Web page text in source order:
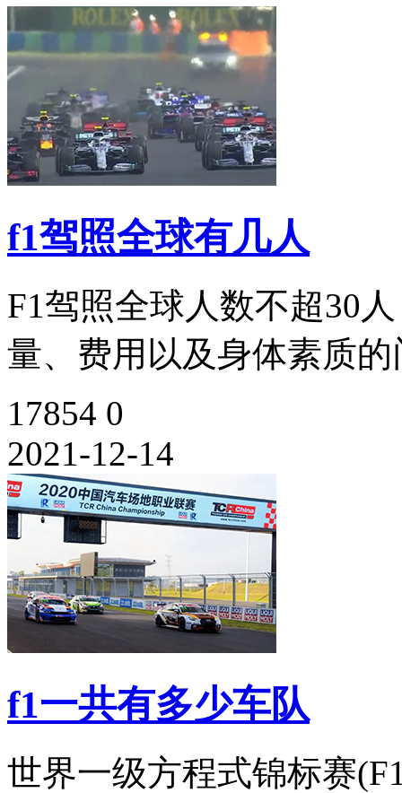
f1驾照全球有几人
F1驾照全球人数不超30
量、费用以及身体素质
17854 0
2021-12-14
f1一共有多少车队
世界一级方程式锦标赛